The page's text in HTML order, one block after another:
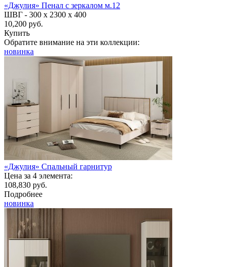
«Джулия» Пенал с зеркалом м.12
ШВГ - 300 х 2300 х 400
10,200 руб.
Купить
Обратите внимание на эти коллекции:
новинка
«Джулия» Спальный гарнитур
Цена за 4 элемента:
108,830 руб.
Подробнее
новинка